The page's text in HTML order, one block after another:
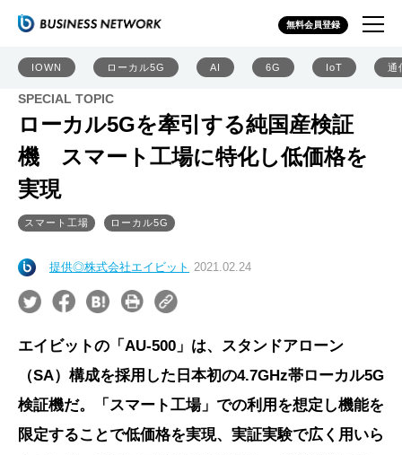
無料会員登録
IOWN ローカル5G AI 6G IoT 通
SPECIAL TOPIC
ローカル5Gを牽引する純国産検証
機 スマート工場に特化し低価格を
実現
スマート工場 ローカル5G
提供◎株式会社エイビット 2021.02.24
エイビットの「AU-500」は、スタンドアローン
（SA）構成を採用した日本初の4.7GHz帯ローカル5G
検証機だ。「スマート工場」での利用を想定し機能を
限定することで低価格を実現、実証実験で広く用いら